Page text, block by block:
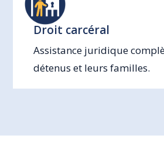
Droit carcéral
Assistance juridique
détenus et leurs familles.